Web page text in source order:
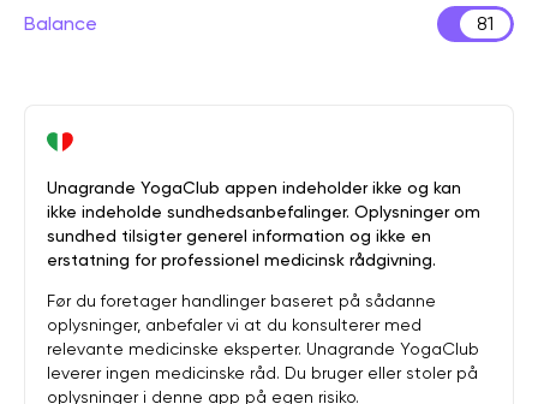
Balance 81
Unagrande YogaClub appen indeholder ikke og kan
ikke indeholde sundhedsanbefalinger. Oplysninger om
sundhed tilsigter generel information og ikke en
erstatning for professionel medicinsk rådgivning.
Før du foretager handlinger baseret på sådanne
oplysninger, anbefaler vi at du konsulterer med
relevante medicinske eksperter. Unagrande YogaClub
leverer ingen medicinske råd. Du bruger eller stoler på
oplysninger i denne app på egen risiko.